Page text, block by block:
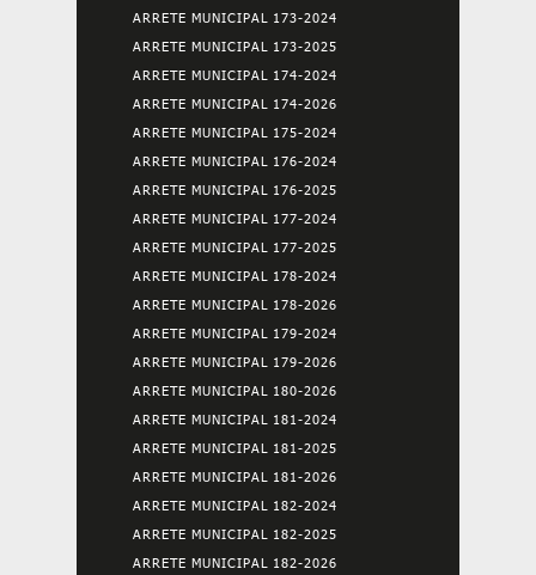
ARRETE MUNICIPAL 173-2024
ARRETE MUNICIPAL 173-2025
ARRETE MUNICIPAL 174-2024
ARRETE MUNICIPAL 174-2026
ARRETE MUNICIPAL 175-2024
ARRETE MUNICIPAL 176-2024
ARRETE MUNICIPAL 176-2025
ARRETE MUNICIPAL 177-2024
ARRETE MUNICIPAL 177-2025
ARRETE MUNICIPAL 178-2024
ARRETE MUNICIPAL 178-2026
ARRETE MUNICIPAL 179-2024
ARRETE MUNICIPAL 179-2026
ARRETE MUNICIPAL 180-2026
ARRETE MUNICIPAL 181-2024
ARRETE MUNICIPAL 181-2025
ARRETE MUNICIPAL 181-2026
ARRETE MUNICIPAL 182-2024
ARRETE MUNICIPAL 182-2025
ARRETE MUNICIPAL 182-2026